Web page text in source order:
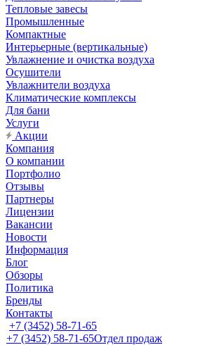
Тепловые завесы
Промышленные
Компактные
Интерьерные (вертикальные)
Увлажнение и очистка воздуха
Осушители
Увлажнители воздуха
Климатические комплексы
Для бани
Услуги
Акции
Компания
О компании
Портфолио
Отзывы
Партнеры
Лицензии
Вакансии
Новости
Информация
Блог
Обзоры
Политика
Бренды
Контакты
+7 (3452) 58-71-65
+7 (3452) 58-71-65Отдел продаж